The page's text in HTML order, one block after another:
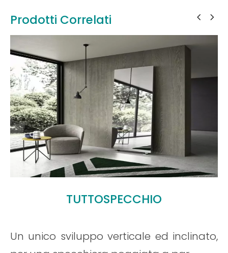
Prodotti Correlati
inclinato,
Leggi tutto
Marylin
Marylin specchiera dal